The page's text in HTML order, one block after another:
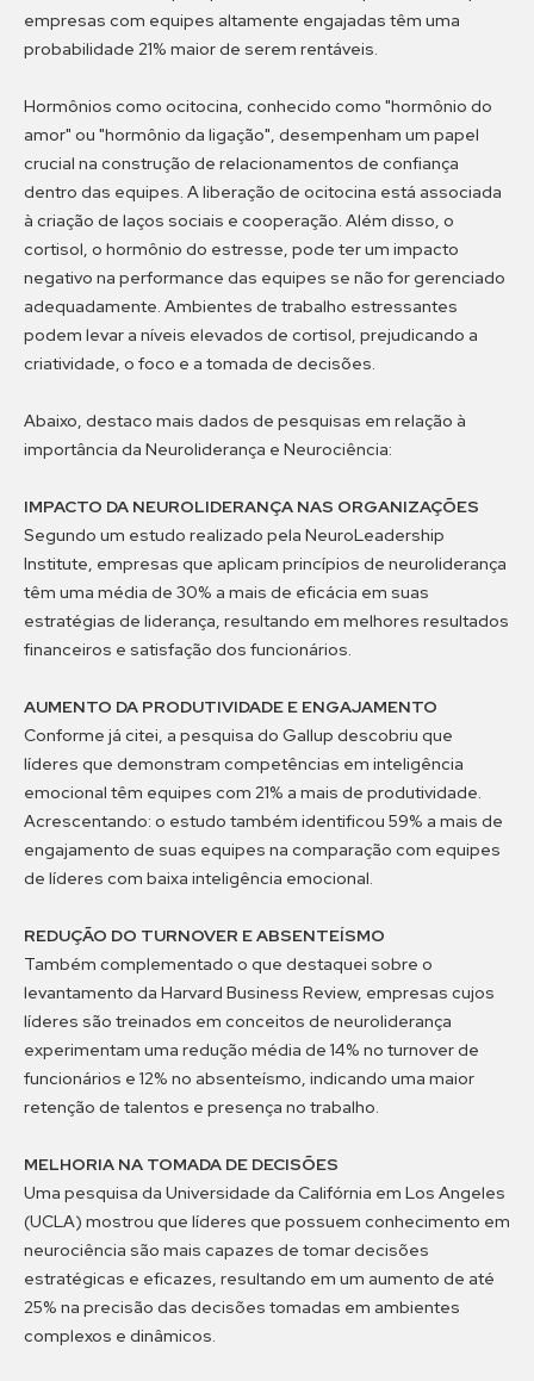
empresas com equipes altamente engajadas têm uma
probabilidade 21% maior de serem rentáveis.
Hormônios como ocitocina, conhecido como "hormônio do
amor" ou "hormônio da ligação", desempenham um papel
crucial na construção de relacionamentos de confiança
dentro das equipes. A liberação de ocitocina está associada
à criação de laços sociais e cooperação. Além disso, o
cortisol, o hormônio do estresse, pode ter um impacto
negativo na performance das equipes se não for gerenciado
adequadamente. Ambientes de trabalho estressantes
podem levar a níveis elevados de cortisol, prejudicando a
criatividade, o foco e a tomada de decisões.
Abaixo, destaco mais dados de pesquisas em relação à
importância da Neuroliderança e Neurociência:
IMPACTO DA NEUROLIDERANÇA NAS ORGANIZAÇÕES
Segundo um estudo realizado pela NeuroLeadership
Institute, empresas que aplicam princípios de neuroliderança
têm uma média de 30% a mais de eficácia em suas
estratégias de liderança, resultando em melhores resultados
financeiros e satisfação dos funcionários.
AUMENTO DA PRODUTIVIDADE E ENGAJAMENTO
Conforme já citei, a pesquisa do Gallup descobriu que
líderes que demonstram competências em inteligência
emocional têm equipes com 21% a mais de produtividade.
Acrescentando: o estudo também identificou 59% a mais de
engajamento de suas equipes na comparação com equipes
de líderes com baixa inteligência emocional.
REDUÇÃO DO TURNOVER E ABSENTEÍSMO
Também complementado o que destaquei sobre o
levantamento da Harvard Business Review, empresas cujos
líderes são treinados em conceitos de neuroliderança
experimentam uma redução média de 14% no turnover de
funcionários e 12% no absenteísmo, indicando uma maior
retenção de talentos e presença no trabalho.
MELHORIA NA TOMADA DE DECISÕES
Uma pesquisa da Universidade da Califórnia em Los Angeles
(UCLA) mostrou que líderes que possuem conhecimento em
neurociência são mais capazes de tomar decisões
estratégicas e eficazes, resultando em um aumento de até
25% na precisão das decisões tomadas em ambientes
complexos e dinâmicos.